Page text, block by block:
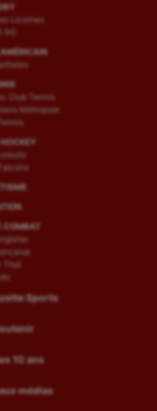
Licornes
(H)
Club Tennis
Métropole
COMBAT
Thaï
Sports
10 ans
médias